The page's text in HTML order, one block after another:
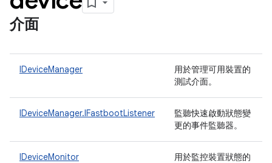
介面
IDeviceManager
用於管理可用裝置的
測試介面。
IDeviceManager.IFastbootListener
監聽快速啟動狀態變
更的事件監聽器。
IDeviceMonitor
用於監控裝置狀態的